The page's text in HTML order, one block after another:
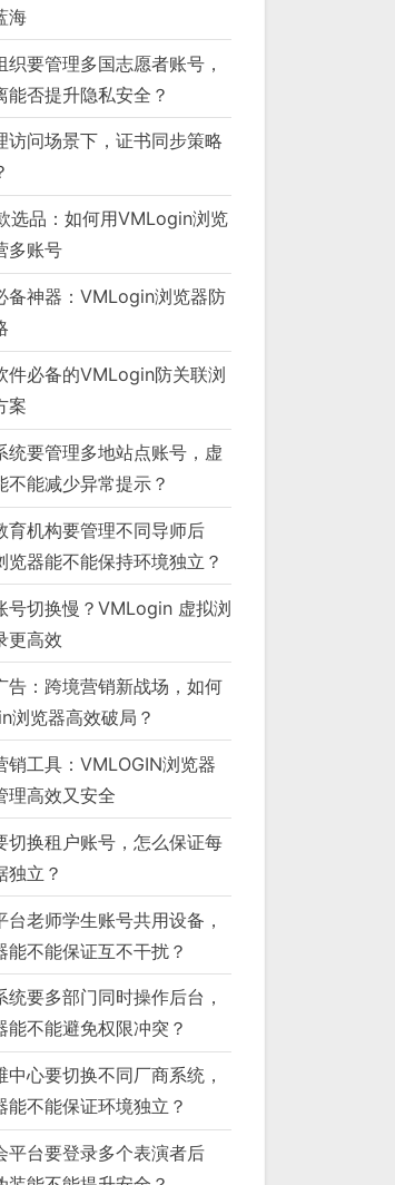
海
织要管理多国志愿者账号，
能否提升隐私安全？
访问场景下，证书同步策略
选品：如何用VMLogin浏览
多账号
备神器：VMLogin浏览器防
件必备的VMLogin防关联浏
案
统要管理多地站点账号，虚
不能减少异常提示？
育机构要管理不同导师后
览器能不能保持环境独立？
号切换慢？VMLogin 虚拟浏
更高效
告：跨境营销新战场，如何
浏览器高效破局？
销工具：VMLOGIN浏览器
理高效又安全
切换租户账号，怎么保证每
独立？
台老师学生账号共用设备，
能不能保证互不干扰？
统要多部门同时操作后台，
能不能避免权限冲突？
中心要切换不同厂商系统，
能不能保证环境独立？
平台要登录多个表演者后